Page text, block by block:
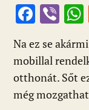
F
e
b
o
Vi
b
er
Na ez se
mobillal
otthonát. Sőt
még